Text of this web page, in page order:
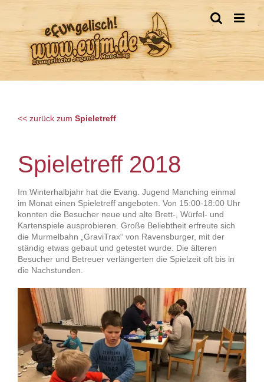
springen
<< zurück zum Spieletreff
Spieletreff 2018
Im Winterhalbjahr hat die Evang. Jugend Manching einmal
im Monat einen Spieletreff angeboten. Von 15:00-18:00 Uhr
konnten die Besucher neue und alte Brett-, Würfel- und
Kartenspiele ausprobieren. Große Beliebtheit erfreute sich
die Murmelbahn „GraviTrax“ von Ravensburger, mit der
ständig etwas gebaut und getestet wurde. Die älteren
Besucher und Betreuer verlängerten die Spielzeit oft bis in
die Nachstunden.